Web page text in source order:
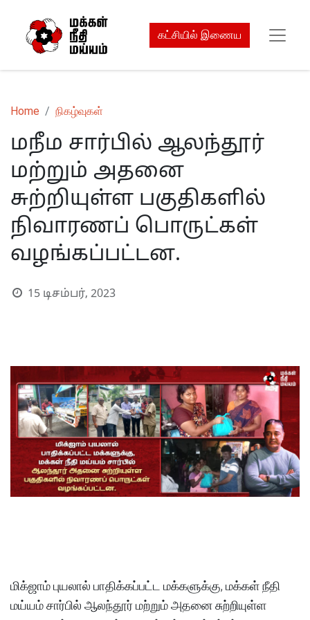
கட்சியில் இணைய
Home நிகழ்வுகள்
மநீம சார்பில் ஆலந்தூர்
மற்றும் அதனை
சுற்றியுள்ள பகுதிகளில்
நிவாரணப் பொருட்கள்
வழங்கப்பட்டன.
15 டிசம்பர், 2023
மிக்ஜாம் புயலால் பாதிக்கப்பட்ட மக்களுக்கு, மக்கள் நீதி
மய்யம் சார்பில் ஆலந்தூர் மற்றும் அதனை சுற்றியுள்ள